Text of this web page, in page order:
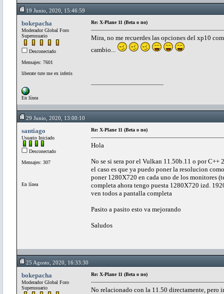
19 Junio, 2020, 15:46:59
bokepacha
Moderador Global Foro
Superusuario
Desconectado
Mensajes: 7601
liberate tute me ex inferis
En línea
Re: X-Plane 11 (Beta o no)
Mira, no me recuerdes las opciones del xp10
cambio...
29 Junio, 2020, 13:00:10
santiago
Usuario Iniciado
Desconectado
Mensajes: 307
En línea
Re: X-Plane 11 (Beta o no)
Hola
No se si sera por el Vulkan 11.50b.11 o por C++
el caso es que ya puedo poner la resolucion
poner 1280X720 en cada uno de los monitores
completa ahora tengo puesta 1280X720 izd.
ven todos a pantalla completa
Pasito a pasito esto va mejorando
Saludos
25 Agosto, 2020, 16:33:30
bokepacha
Moderador Global Foro
Superusuario
Re: X-Plane 11 (Beta o no)
No relacionado con la 11.50 directamente, pero